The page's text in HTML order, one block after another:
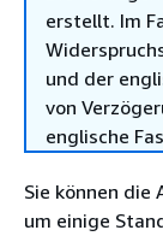
erstellt. Im
und der
von
englische
Sie können die
um einige